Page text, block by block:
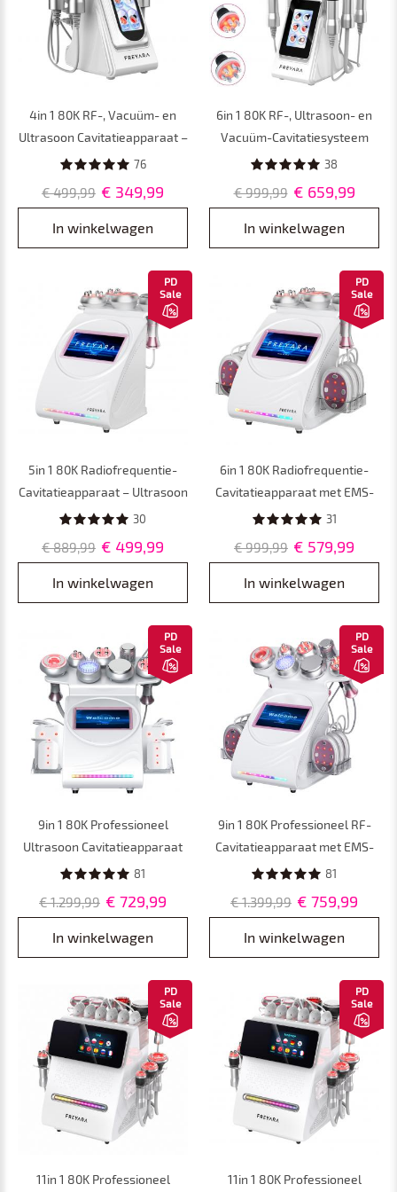
4in 1 80K RF-, Vacuüm- en
Ultrasoon Cavitatieapparaat –
Afslank- en
voor Gezicht, Armen, Taille,
Buik en Benen
76
€ 499,99 € 349,99
In winkelwagen
6in 1 80K RF-, Ultrasoon- en
Vacuüm-Cavitatiesysteem
met EMS-Pads – voor
Lichaamscontouring
38
€ 999,99 € 659,99
In winkelwagen
PD
Sale
5in 1 80K Radiofrequentie-
Cavitatieapparaat – Ultrasoon
Afslanksysteem en
voor Vetverbranding en
Cellulite
30
€ 889,99 € 499,99
In winkelwagen
PD
Sale
6in 1 80K Radiofrequentie-
Cavitatieapparaat met EMS-
Pads – Ultrasoon
Lichaamsmassageapparaat
voor Vetverbranding en
Cellulite
31
€ 999,99 € 579,99
In winkelwagen
PD
Sale
9in 1 80K Professioneel
Ultrasoon Cavitatieapparaat
met Lipolaser-Pads –
Vacuümmassageapparaat
voor Spa en
Schoonheidssalon
81
€ 1.299,99 € 729,99
In winkelwagen
PD
Sale
9in 1 80K Professioneel RF-
Cavitatieapparaat met EMS-
Microstroompads – Afslank-
Lichaamscontouringapparaat
voor Spa en
Schoonheidssalon
81
€ 1.399,99 € 759,99
In winkelwagen
PD
Sale
11in 1 80K Professioneel
PD
Sale
11in 1 80K Professioneel